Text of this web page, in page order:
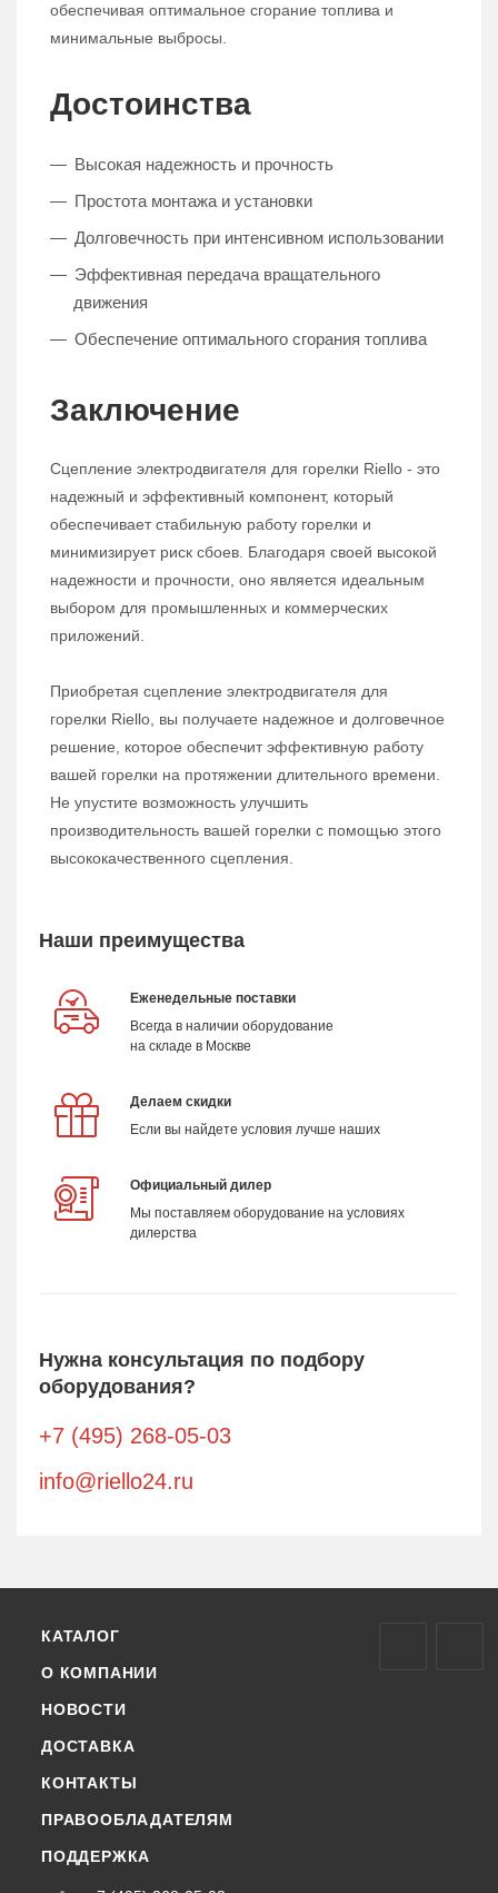
обеспечивая оптимальное сгорание топлива и
минимальные выбросы.
Достоинства
Высокая надежность и прочность
Простота монтажа и установки
Долговечность при интенсивном использовании
Эффективная передача вращательного
движения
Обеспечение оптимального сгорания топлива
Заключение
Сцепление электродвигателя для горелки Riello - это
надежный и эффективный компонент, который
обеспечивает стабильную работу горелки и
минимизирует риск сбоев. Благодаря своей высокой
надежности и прочности, оно является идеальным
выбором для промышленных и коммерческих
приложений.
Приобретая сцепление электродвигателя для
горелки Riello, вы получаете надежное и долговечное
решение, которое обеспечит эффективную работу
вашей горелки на протяжении длительного времени.
Не упустите возможность улучшить
производительность вашей горелки с помощью этого
высококачественного сцепления.
Наши преимущества
Еженедельные поставки
Всегда в наличии оборудование
на складе в Москве
Делаем скидки
Если вы найдете условия лучше наших
Официальный дилер
Мы поставляем оборудование на условиях
дилерства
Нужна консультация по подбору
оборудования?
+7 (495) 268-05-03
info@riello24.ru
КАТАЛОГ
О КОМПАНИИ
НОВОСТИ
ДОСТАВКА
КОНТАКТЫ
ПРАВООБЛАДАТЕЛЯМ
ПОДДЕРЖКА